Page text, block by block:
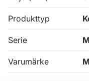
Produkttyp
Serie
Varumärke